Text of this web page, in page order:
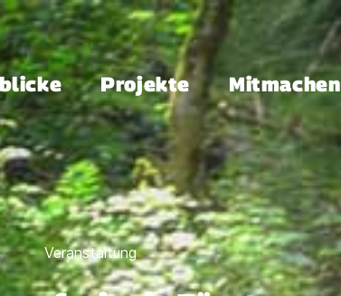
Projekte Mitmachen
Veranstaltung